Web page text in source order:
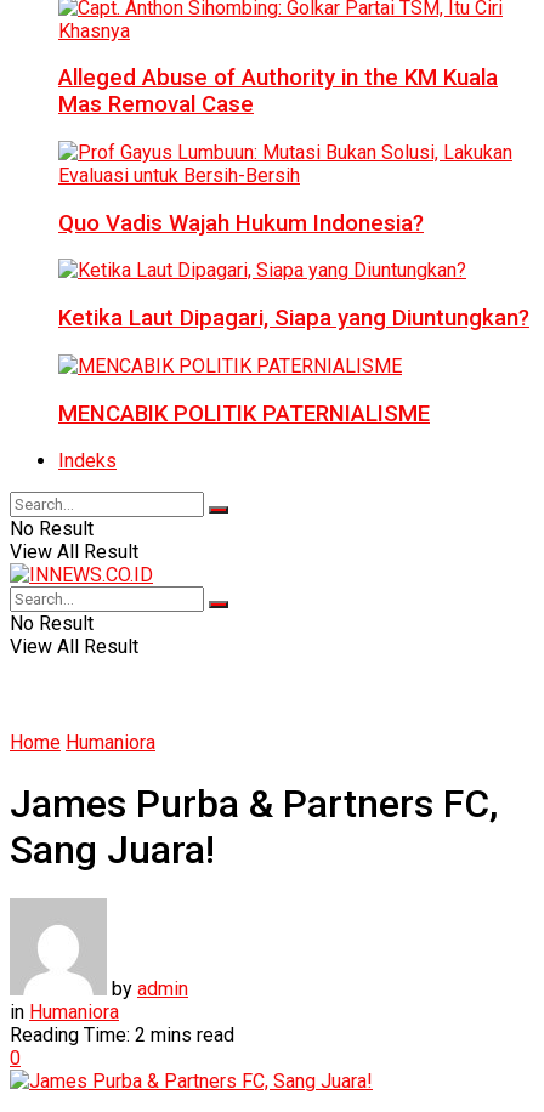
Alleged Abuse of Authority in the KM Kuala
Mas Removal Case
Quo Vadis Wajah Hukum Indonesia?
Ketika Laut Dipagari, Siapa yang Diuntungkan?
MENCABIK POLITIK PATERNIALISME
Indeks
No Result
View All Result
No Result
View All Result
Home Humaniora
James Purba & Partners FC,
Sang Juara!
by admin
in Humaniora
Reading Time: 2 mins read
0